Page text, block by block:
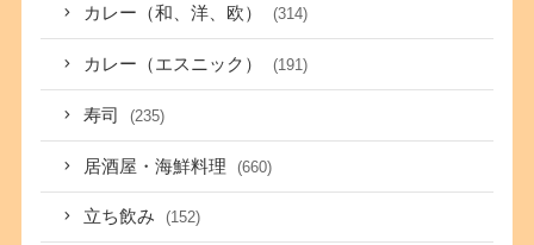
カレー（和、洋、欧） (314)
カレー（エスニック） (191)
寿司 (235)
居酒屋・海鮮料理 (660)
立ち飲み (152)